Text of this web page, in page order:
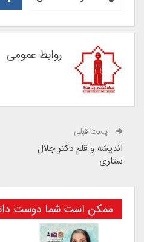
روابط عمومی
پست قبلی
اندیشه و قلم دکتر جلال
ستاری
ممکن است شما دوست